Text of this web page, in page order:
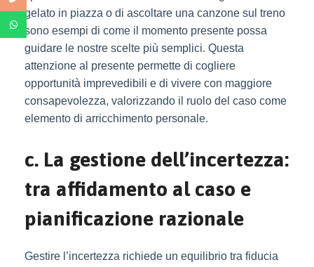
gelato in piazza o di ascoltare una canzone sul treno
sono esempi di come il momento presente possa
guidare le nostre scelte più semplici. Questa
attenzione al presente permette di cogliere
opportunità imprevedibili e di vivere con maggiore
consapevolezza, valorizzando il ruolo del caso come
elemento di arricchimento personale.
c. La gestione dell’incertezza:
tra affidamento al caso e
pianificazione razionale
Gestire l’incertezza richiede un equilibrio tra fiducia